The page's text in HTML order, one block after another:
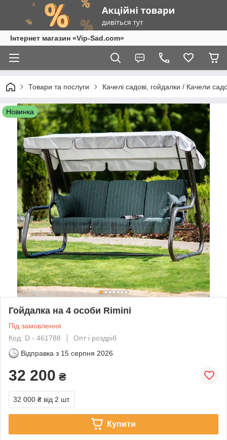
Інтернет магазин «Vip-Sad.com»
Товари та послуги Качелі садові, гойдалки / Качели
Новинка
Гойдалка на 4 особи Rimini
Під замовлення
Код: D - 461788
Опт і роздріб
Відправка з 15 серпня 2026
32 200 ₴
32 000 ₴ від 2 шт.
Купити